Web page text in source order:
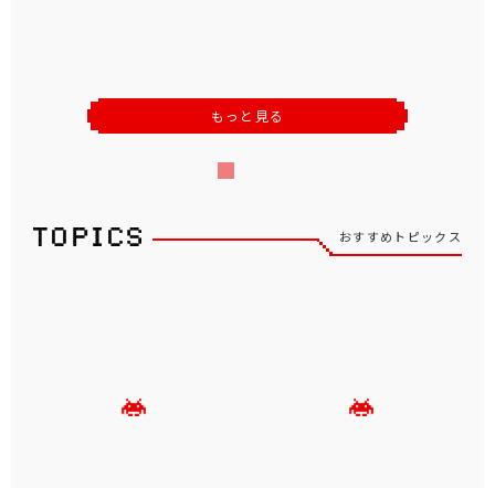
もっと見る
おすすめトピックス